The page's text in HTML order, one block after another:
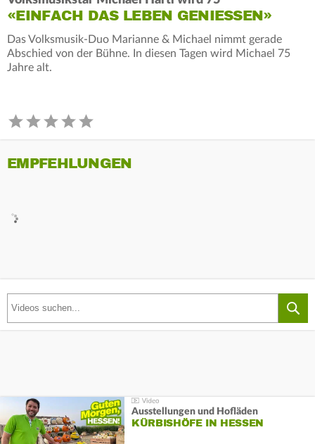
«EINFACH DAS LEBEN GENIESSEN»
Das Volksmusik-Duo Marianne & Michael nimmt gerade
Abschied von der Bühne. In diesen Tagen wird Michael 75
Jahre alt.
EMPFEHLUNGEN
Ausstellungen und Hofläden
KÜRBISHÖFE IN HESSEN